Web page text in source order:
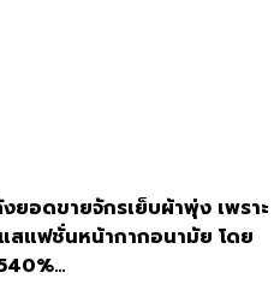
อดขายจักรเย็บผ้าพุ่ง เพราะ
สแฟชั่นหน้ากากอนามัย โดย